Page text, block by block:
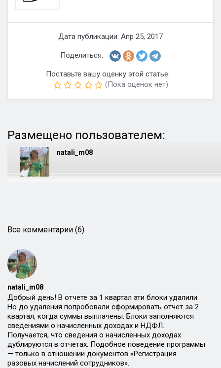
Дата публикации: Апр 25, 2017
Поделиться:
Поставьте вашу оценку этой статье:
(Пока оценок нет)
Размещено пользователем:
natali_m08
Все комментарии (6)
natali_m08
Добрый день! В отчете за 1 квартал эти блоки удалили.
Но до удаления попробовали сформировать отчет за 2
квартал, когда суммы выплачены. Блоки заполняются
сведениями о начисленных доходах и НДФЛ.
Получается, что сведения о начисленных доходах
дублируются в отчетах. Подобное поведение программы
— только в отношении документов «Регистрация
разовых начислений сотрудников».